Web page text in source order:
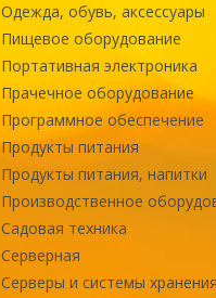
Одежда, обувь, аксессуары
Пищевое оборудование
Портативная электроника
Прачечное оборудование
Программное обеспечение
Продукты питания
Продукты питания, напитки
Производственное
Садовая техника
Серверная
Серверы и системы